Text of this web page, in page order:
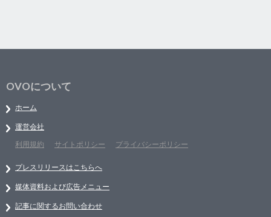
OVOについて
ホーム
運営会社
利用規約
サイトポリシー プライバシーポリシー
プレスリリースはこちらへ
媒体資料および広告メニュー
記事に関するお問い合わせ